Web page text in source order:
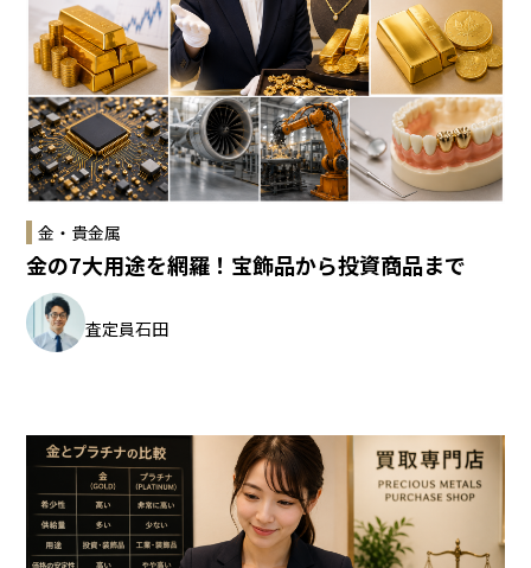
金・貴金属
金の7大用途を網羅！宝飾品から投資商品まで
査定員石田